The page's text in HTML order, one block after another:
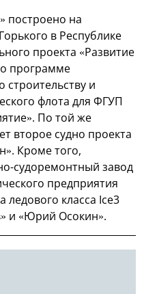
построено на
в Республике
проекта «Развитие
программе
строительству и
флота для ФГУП
По той же
второе судно проекта
Кроме того,
судоремонтный завод
предприятия
ледового класса Ice3
и «Юрий Осокин».